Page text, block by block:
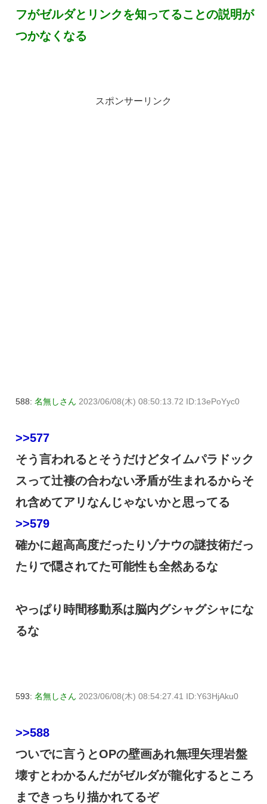
フがゼルダとリンクを知ってることの説明が
つかなくなる
スポンサーリンク
588: 名無しさん 2023/06/08(木) 08:50:13.72 ID:13ePoYyc0
>>577
そう言われるとそうだけどタイムパラドック
スって辻褄の合わない矛盾が生まれるからそ
れ含めてアリなんじゃないかと思ってる
>>579
確かに超高高度だったりゾナウの謎技術だっ
たりで隠されてた可能性も全然あるな
やっぱり時間移動系は脳内グシャグシャにな
るな
593: 名無しさん 2023/06/08(木) 08:54:27.41 ID:Y63HjAku0
>>588
ついでに言うとOPの壁画あれ無理矢理岩盤
壊すとわかるんだがゼルダが龍化するところ
まできっちり描かれてるぞ